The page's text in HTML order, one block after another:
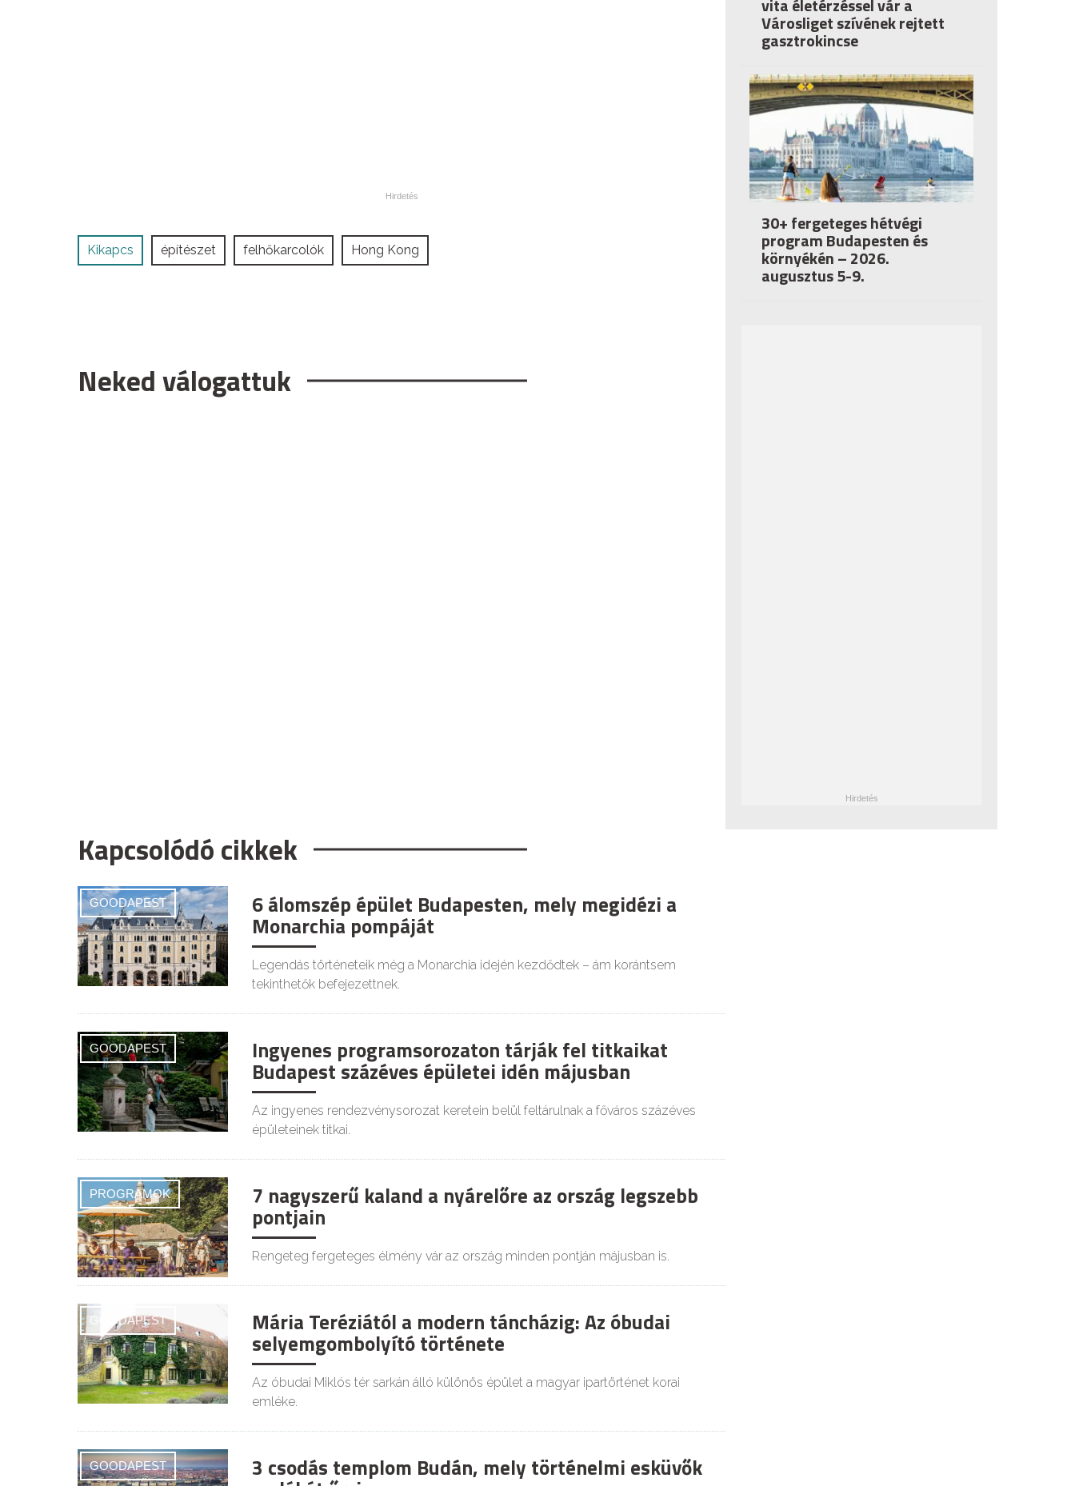
Kikapcs építészet felhőkarcolók Hong Kong
Neked válogattuk
Kapcsolódó cikkek
GOODAPEST 6 álomszép épület Budapesten, mely megidézi a
Monarchia pompáját
Legendás történeteik még a Monarchia idején kezdődtek – ám korántsem
tekinthetők befejezettnek.
GOODAPEST Ingyenes programsorozaton tárják fel titkaikat
Budapest százéves épületei idén májusban
Az ingyenes rendezvénysorozat keretein belül feltárulnak a főváros százéves
épületeinek titkai.
PROGRAMOK 7 nagyszerű kaland a nyárelőre az ország legszebb
pontjain
Rengeteg fergeteges élmény vár az ország minden pontján májusban is.
GOODAPEST Mária Teréziától a modern táncházig: Az óbudai
selyemgombolyító története
Az óbudai Miklós tér sarkán álló különös épület a magyar ipartörténet korai
emléke.
GOODAPEST 3 csodás templom Budán, mely történelmi esküvők
vita életérzéssel vár a
Városliget szívének rejtett
gasztrokincse
30+ fergeteges hétvégi
program Budapesten és
környékén – 2026.
augusztus 5-9.